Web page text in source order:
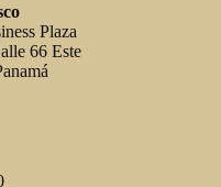
Plaza
66 Este